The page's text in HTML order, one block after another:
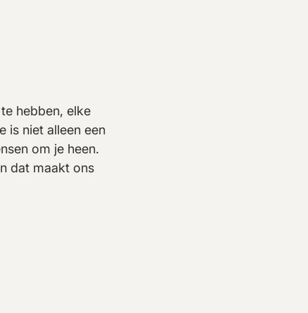
hebben, elke
is niet alleen een
om je heen.
dat maakt ons